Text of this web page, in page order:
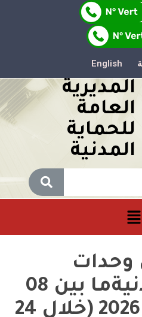
English
المديرية
العامة
للحماية
المدنية
وحدات
الحماية المدنيةما بين 08
إلى 09أفريل 2026 (خلال 24